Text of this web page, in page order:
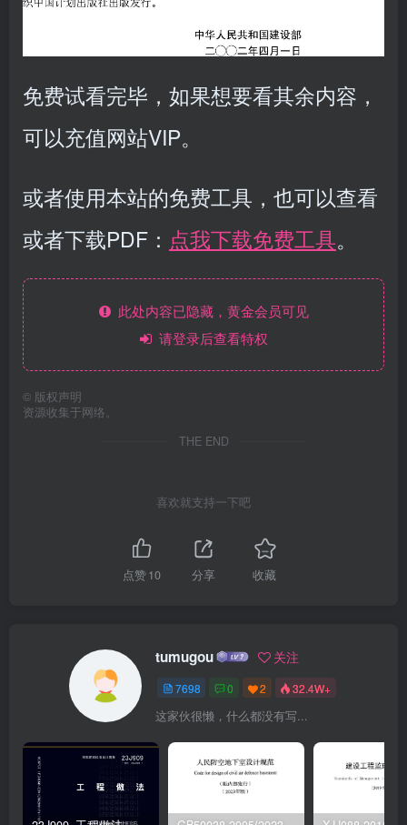
免费试看完毕，如果想要看其余内容，
可以充值网站VIP。
或者使用本站的免费工具，也可以查看
或者下载PDF： 点我下载免费工具。
此处内容已隐藏，黄金会员可见
请登录后查看特权
© 版权声明
资源收集于网络。
THE END
喜欢就支持一下吧
点赞10 分享 收藏
tumugou 关注
7698 0 2 32.4W+
这家伙很懒，什么都没有写...